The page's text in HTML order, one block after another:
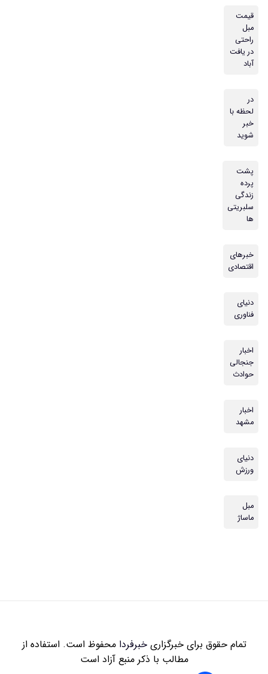
قیمت
مبل
راحتی
در یافت
آباد
در
لحظه با
خبر
شوید
پشت
پرده
زندگی
سلبریتی
ها
خبرهای
اقتصادی
دنیای
فناوری
اخبار
جنجالی
حوادث
اخبار
مشهد
دنیای
ورزش
مبل
ماساژ
تمام حقوق برای خبرگزاریخبرفردامحفوظ است. استفاده از
مطالب با ذکر منبع آزاد است